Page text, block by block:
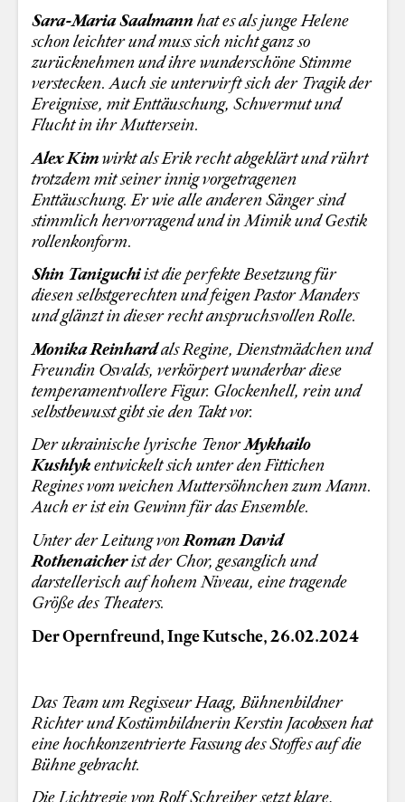
Sara-Maria Saalmannhat es als junge Helene
schon leichter und muss sich nicht ganz so
zurücknehmen und ihre wunderschöne Stimme
verstecken. Auch sie unterwirft sich der Tragik der
Ereignisse, mit Enttäuschung, Schwermut und
Flucht in ihr Muttersein.
Alex Kimwirkt als Erik recht abgeklärt und rührt
trotzdem mit seiner innig vorgetragenen
Enttäuschung. Er wie alle anderen Sänger sind
stimmlich hervorragend und in Mimik und Gestik
rollenkonform.
Shin Taniguchiist die perfekte Besetzung für
diesen selbstgerechten und feigen Pastor Manders
und glänzt in dieser recht anspruchsvollen Rolle.
Monika Reinhardals Regine, Dienstmädchen und
Freundin Osvalds, verkörpert wunderbar diese
temperamentvollere Figur. Glockenhell, rein und
selbstbewusst gibt sie den Takt vor.
Der ukrainische lyrische TenorMykhailo
Kushlykentwickelt sich unter den Fittichen
Regines vom weichen Muttersöhnchen zum Mann.
Auch er ist ein Gewinn für das Ensemble.
Unter der Leitung vonRoman David
Rothenaicherist der Chor, gesanglich und
darstellerisch auf hohem Niveau, eine tragende
Größe des Theaters.
Der Opernfreund, Inge Kutsche, 26.02.2024
Das Team um Regisseur Haag, Bühnenbildner
Richter und Kostümbildnerin Kerstin Jacobssen hat
eine hochkonzentrierte Fassung des Stoffes auf die
Bühne gebracht.
Die Lichtregie von Rolf Schreiber setzt klare,